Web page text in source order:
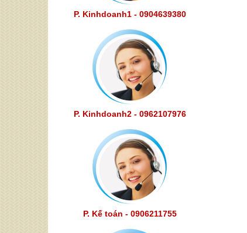
P. Kinhdoanh1 - 0904639380
P. Kinhdoanh2 - 0962107976
P. Kế toán - 0906211755